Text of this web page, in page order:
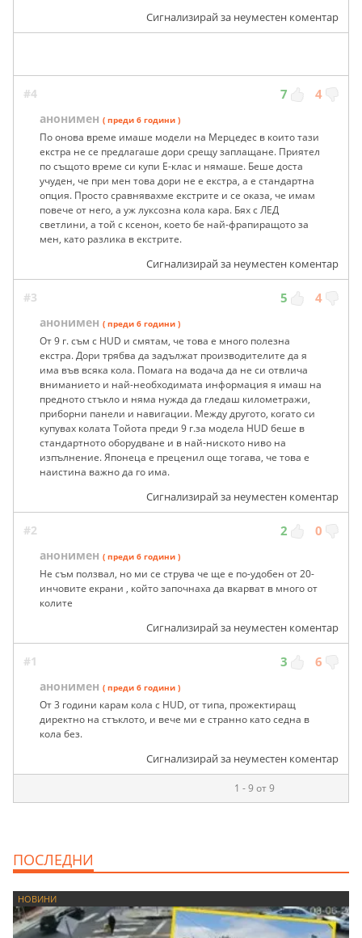
Сигнализирай за неуместен коментар
#4 7 4
анонимен ( преди 6 години )
По онова време имаше модели на Мерцедес в които тази
екстра не се предлагаше дори срещу заплащане. Приятел
по същото време си купи Е-клас и нямаше. Беше доста
учуден, че при мен това дори не е екстра, а е стандартна
опция. Просто сравнявахме екстрите и се оказа, че имам
повече от него, а уж луксозна кола кара. Бях с ЛЕД
светлини, а той с ксенон, което бе най-фрапиращото за
мен, като разлика в екстрите.
Сигнализирай за неуместен коментар
#3 5 4
анонимен ( преди 6 години )
От 9 г. съм с HUD и смятам, че това е много полезна
екстра. Дори трябва да задължат производителите да я
има във всяка кола. Помага на водача да не си отвлича
вниманието и най-необходимата информация я имаш на
предното стъкло и няма нужда да гледаш километражи,
приборни панели и навигации. Между другото, когато си
купувах колата Тойота преди 9 г.за модела HUD беше в
стандартното оборудване и в най-ниското ниво на
изпълнение. Японеца е преценил още тогава, че това е
наистина важно да го има.
Сигнализирай за неуместен коментар
#2 2 0
анонимен ( преди 6 години )
Не съм ползвал, но ми се струва че ще е по-удобен от 20-
инчовите екрани , който започнаха да вкарват в много от
колите
Сигнализирай за неуместен коментар
#1 3 6
анонимен ( преди 6 години )
От 3 години карам кола с HUD, от типа, прожектиращ
директно на стъклото, и вече ми е странно като седна в
кола без.
Сигнализирай за неуместен коментар
1 - 9 от 9
ПОСЛЕДНИ
НОВИНИ